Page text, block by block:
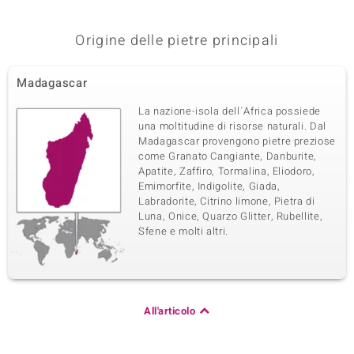
Taglio Brillante Rotondo
Quinta pietra preziosa
Varietà delle gemme
Zircone
Quantità e dimensione
4 à 1,1 mm
Somma del peso in carati
0,03 ct
Taglio
Taglio Brillante Rotondo
Montatura
Incastonatura a canale
Origine
Cambogia
40 à versch. mm
Origine delle pietre principali
Madagascar
La nazione-isola dell´Africa possiede
una moltitudine di risorse naturali. Dal
Madagascar provengono pietre preziose
come Granato Cangiante, Danburite,
Apatite, Zaffiro, Tormalina, Eliodoro,
Emimorfite, Indigolite, Giada,
Labradorite, Citrino limone, Pietra di
Luna, Onice, Quarzo Glitter, Rubellite,
Sfene e molti altri.
All'articolo